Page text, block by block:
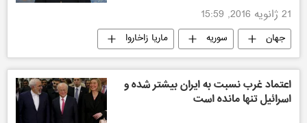
21 ژانویه 2016, 15:59
جهان سوریه ماریا زاخاروا
اعتماد غرب نسبت به ایران بیشتر شده و
اسرائیل تنها مانده است